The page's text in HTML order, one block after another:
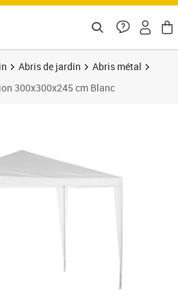
Abris de jardin
Abris métal
300x300x245 cm Blanc